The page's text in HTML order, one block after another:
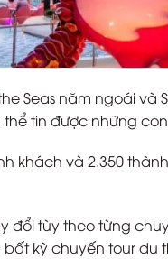
Seas năm ngoái và
tin được những
khách và 2.350
đổi tùy theo từng
kỳ chuyến tour du